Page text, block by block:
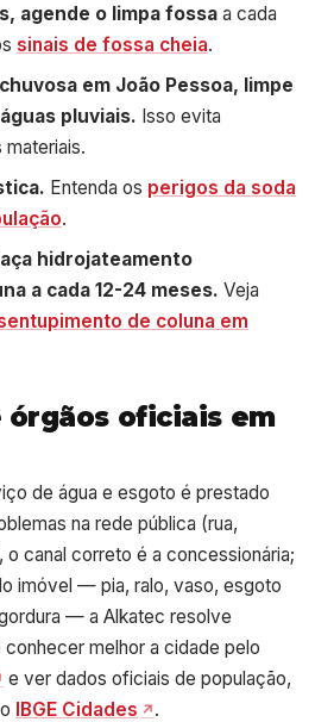
agende o limpa fossa a cada
sinais de fossa cheia.
em João Pessoa, limpe
pluviais. Isso evita
materiais.
Entenda os perigos da soda
.
hidrojateamento
a cada 12-24 meses. Veja
de coluna em
órgãos oficiais em
de água e esgoto é prestado
na rede pública (rua,
canal correto é a concessionária;
imóvel — pia, ralo, vaso, esgoto
— a Alkatec resolve
melhor a cidade pelo
e ver dados oficiais de população,
IBGE Cidades
.